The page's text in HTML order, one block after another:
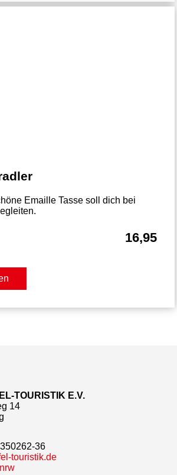
Emaille Tasse soll dich bei
16,95
TOURISTIK E.V.
14
36
touristik.de